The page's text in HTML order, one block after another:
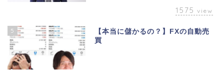
1575 view
5
【本当に儲かるの？】FXの自動売
買